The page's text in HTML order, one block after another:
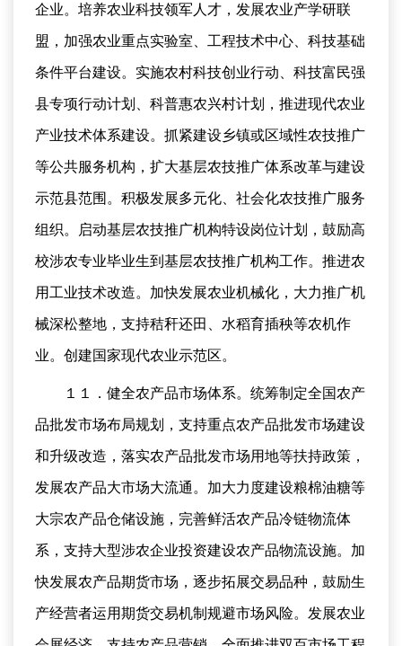
企业。培养农业科技领军人才，发展农业产学研联
盟，加强农业重点实验室、工程技术中心、科技基础
条件平台建设。实施农村科技创业行动、科技富民强
县专项行动计划、科普惠农兴村计划，推进现代农业
产业技术体系建设。抓紧建设乡镇或区域性农技推广
等公共服务机构，扩大基层农技推广体系改革与建设
示范县范围。积极发展多元化、社会化农技推广服务
组织。启动基层农技推广机构特设岗位计划，鼓励高
校涉农专业毕业生到基层农技推广机构工作。推进农
用工业技术改造。加快发展农业机械化，大力推广机
械深松整地，支持秸秆还田、水稻育插秧等农机作
业。创建国家现代农业示范区。
１１．健全农产品市场体系。统筹制定全国农产
品批发市场布局规划，支持重点农产品批发市场建设
和升级改造，落实农产品批发市场用地等扶持政策，
发展农产品大市场大流通。加大力度建设粮棉油糖等
大宗农产品仓储设施，完善鲜活农产品冷链物流体
系，支持大型涉农企业投资建设农产品物流设施。加
快发展农产品期货市场，逐步拓展交易品种，鼓励生
产经营者运用期货交易机制规避市场风险。发展农业